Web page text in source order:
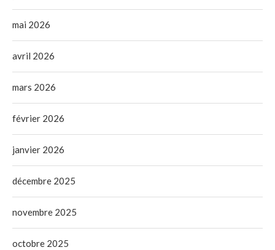
mai 2026
avril 2026
mars 2026
février 2026
janvier 2026
décembre 2025
novembre 2025
octobre 2025